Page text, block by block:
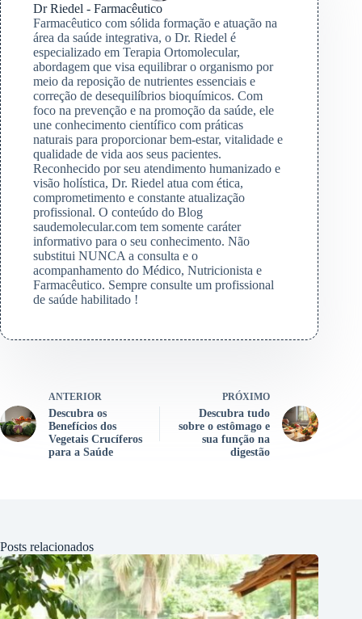
Dr Riedel - Farmacêutico
Farmacêutico com sólida formação e atuação na
área da saúde integrativa, o Dr. Riedel é
especializado em Terapia Ortomolecular,
abordagem que visa equilibrar o organismo por
meio da reposição de nutrientes essenciais e
correção de desequilíbrios bioquímicos. Com
foco na prevenção e na promoção da saúde, ele
une conhecimento científico com práticas
naturais para proporcionar bem-estar, vitalidade e
qualidade de vida aos seus pacientes.
Reconhecido por seu atendimento humanizado e
visão holística, Dr. Riedel atua com ética,
comprometimento e constante atualização
profissional. O conteúdo do Blog
saudemolecular.com tem somente caráter
informativo para o seu conhecimento. Não
substitui NUNCA a consulta e o
acompanhamento do Médico, Nutricionista e
Farmacêutico. Sempre consulte um profissional
de saúde habilitado !
ANTERIOR
Descubra os
Benefícios dos
Vegetais Crucíferos
para a Saúde
PRÓXIMO
Descubra tudo
sobre o estômago e
sua função na
digestão
Posts relacionados